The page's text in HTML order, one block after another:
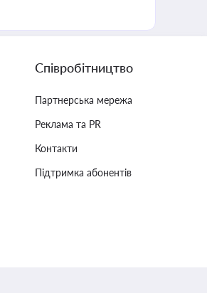
Співробітництво
Партнерська мережа
Реклама та PR
Контакти
Підтримка абонентів